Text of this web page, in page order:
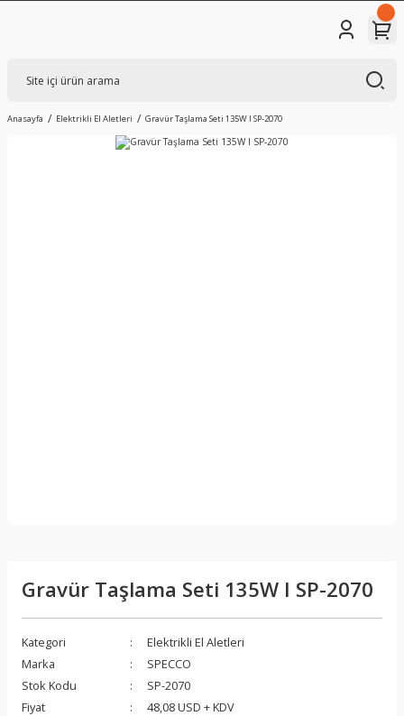
Anasayfa Elektrikli El Aletleri Gravür Taşlama Seti 135W I SP-2070
Gravür Taşlama Seti 135W I SP-2070
Kategori
Elektrikli El Aletleri
Marka
SPECCO
Stok Kodu
SP-2070
Fiyat
48,08 USD + KDV